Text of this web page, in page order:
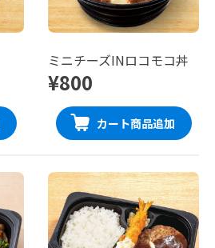
ミニチーズINロコモコ丼
¥800
カート商品追加